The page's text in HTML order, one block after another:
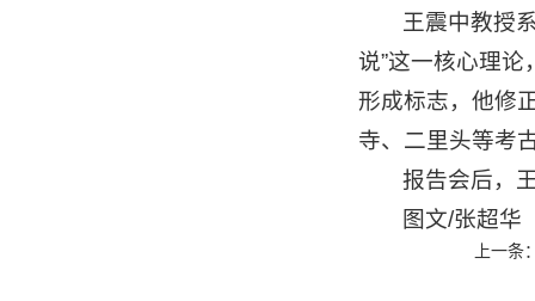
王震中教授
说”这一核心理
形成标志，他修
寺、二里头等考
报告会后，
图文/张超华
上一条